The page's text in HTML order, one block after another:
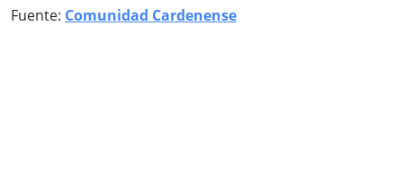
Fuente: Comunidad Cardenense